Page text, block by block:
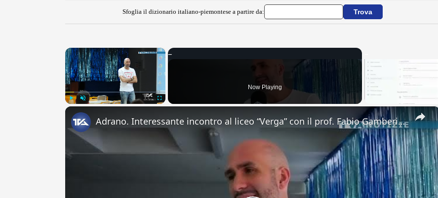
Sfoglia il dizionario italiano-piemontese a partire da:
×
Now Playing
×
Adrano. Interessante incontro al liceo “Verga” con il prof. Fabio Gamberini. Studenti del Linguistic